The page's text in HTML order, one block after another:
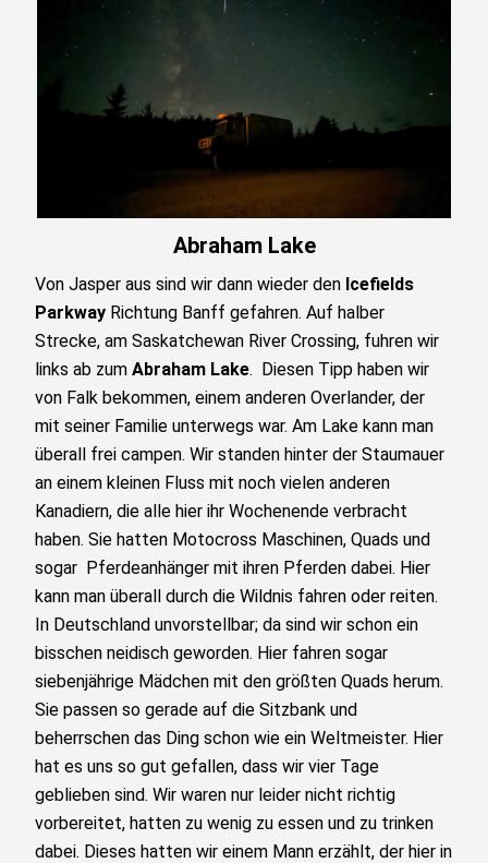
Abraham Lake
Von Jasper aus sind wir dann wieder den Icefields
Parkway Richtung Banff gefahren. Auf halber
Strecke, am Saskatchewan River Crossing, fuhren wir
links ab zumAbraham Lake. Diesen Tipp haben wir
von Falk bekommen, einem anderen Overlander, der
mit seiner Familie unterwegs war. Am Lake kann man
überall frei campen. Wir standen hinter der Staumauer
an einem kleinen Fluss mit noch vielen anderen
Kanadiern, die alle hier ihr Wochenende verbracht
haben. Sie hatten Motocross Maschinen, Quads und
sogar Pferdeanhänger mit ihren Pferden dabei. Hier
kann man überall durch die Wildnis fahren oder reiten.
In Deutschland unvorstellbar; da sind wir schon ein
bisschen neidisch geworden. Hier fahren sogar
siebenjährige Mädchen mit den größten Quads herum.
Sie passen so gerade auf die Sitzbank und
beherrschen das Ding schon wie ein Weltmeister. Hier
hat es uns so gut gefallen, dass wir vier Tage
geblieben sind. Wir waren nur leider nicht richtig
vorbereitet, hatten zu wenig zu essen und zu trinken
dabei. Dieses hatten wir einem Mann erzählt, der hier in